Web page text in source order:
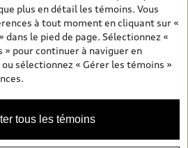
sont des prix de vente (prix de vente
généraux sur les
montrés à titre indicatif seulement,
peuvent ne pas être offertes sur les
les efforts déployés pour assurer
des erreurs peuvent survenir
veuillez donc visiter votre
les détails et les spécifications
Tous droits réservés. Les marques de
utilisées sous licence.
plus en détail les témoins. Vous
à tout moment en cliquant sur «
le pied de page. Sélectionnez «
pour continuer à naviguer en
sélectionnez « Gérer les témoins »
tous les témoins